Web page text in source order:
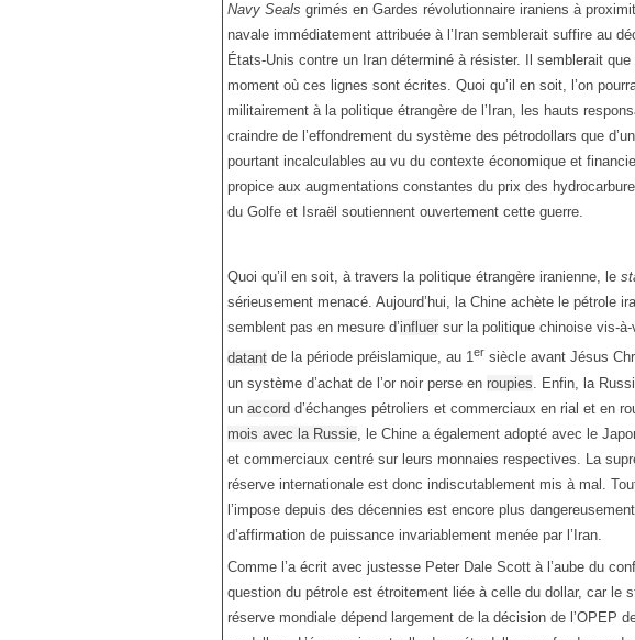
Navy Seals grimés en Gardes révolutionnaire iraniens à
navale immédiatement attribuée à l’Iran semblerait suffire au
États-Unis contre un Iran déterminé à résister. Il semblerait que
moment où ces lignes sont écrites. Quoi qu’il en soit, l’on
militairement à la politique étrangère de l’Iran, les hauts
craindre de l’effondrement du système des pétrodollars que
pourtant incalculables au vu du contexte économique et
propice aux augmentations constantes du prix des
du Golfe et Israël soutiennent ouvertement cette guerre.
Quoi qu’il en soit, à travers la politique étrangère iranienne, le
sérieusement menacé. Aujourd’hui, la Chine achète le pétrole
semblent pas en mesure d’influer sur la politique chinoise vis-
datant de la période préislamique, au 1er siècle avant Jésus
un système d’achat de l’or noir perse en roupies . Enfin, la
un accord d’échanges pétroliers et commerciaux en rial et en
mois avec la Russie , le Chine a également adopté avec le
et commerciaux centré sur leurs monnaies respectives. La
réserve internationale est donc indiscutablement mis à mal.
l’impose depuis des décennies est encore plus
d’affirmation de puissance invariablement menée par l’Iran.
Comme l’a écrit avec justesse Peter Dale Scott à l’aube du
question du pétrole est étroitement liée à celle du dollar, car le
réserve mondiale dépend largement de la décision de l’OPEP